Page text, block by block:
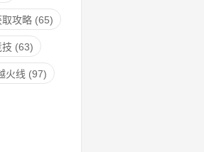
取攻略 (65)
(63)
火线 (97)